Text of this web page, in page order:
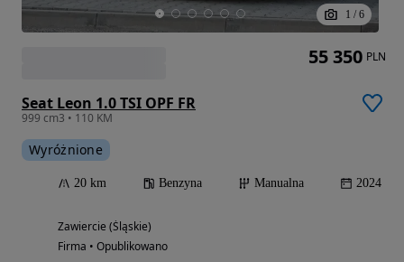
1 / 6
Seat Leon 1.0 TSI OPF FR
999 cm3 • 110 KM
Wyróżnione
20 km Benzyna Manualna 2024
Zawiercie (Śląskie)
Firma • Opublikowano
55 350 PLN